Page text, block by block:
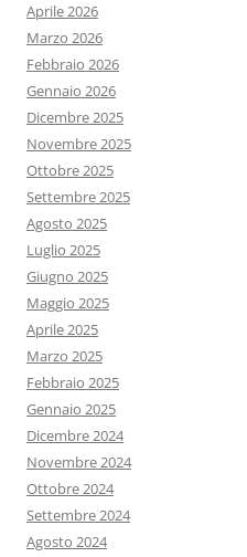
Aprile 2026
Marzo 2026
Febbraio 2026
Gennaio 2026
Dicembre 2025
Novembre 2025
Ottobre 2025
Settembre 2025
Agosto 2025
Luglio 2025
Giugno 2025
Maggio 2025
Aprile 2025
Marzo 2025
Febbraio 2025
Gennaio 2025
Dicembre 2024
Novembre 2024
Ottobre 2024
Settembre 2024
Agosto 2024